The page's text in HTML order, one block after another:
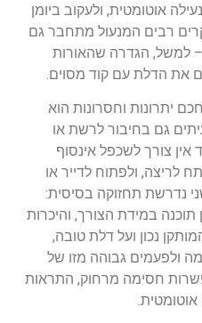
אוטומטית, ולעקוב ביומן
רבים המנעול מתחבר גם
למשל, הגדרה שהאורות
את הדלת עם קוד מסוים.
יתרונות וחסרונות הוא
גם בחיבור לרשת או
צורך לשכפל אינסוף
ולפתוח לדייר או
נדרשת תחזוקה בסיסית:
במידת הצורך, והיכרות
נכון ועל דלת טובה,
ולפעמים גבוהה מזו של
חסימה מרחוק, התראות
אוטומטית.